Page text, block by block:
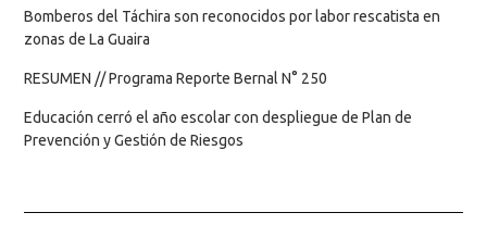
Bomberos del Táchira son reconocidos por labor rescatista en
zonas de La Guaira
RESUMEN // Programa Reporte Bernal N° 250
Educación cerró el año escolar con despliegue de Plan de
Prevención y Gestión de Riesgos